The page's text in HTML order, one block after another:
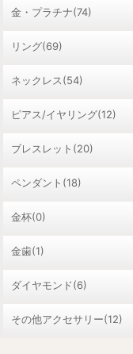
金・プラチナ(74)
リング(69)
ネックレス(54)
ピアス/イヤリング(12)
ブレスレット(20)
ペンダント(18)
金杯(0)
金歯(1)
ダイヤモンド(6)
その他アクセサリー(12)